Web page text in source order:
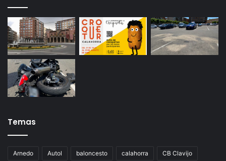
Temas
Arnedo Autol baloncesto calahorra CB Clavijo